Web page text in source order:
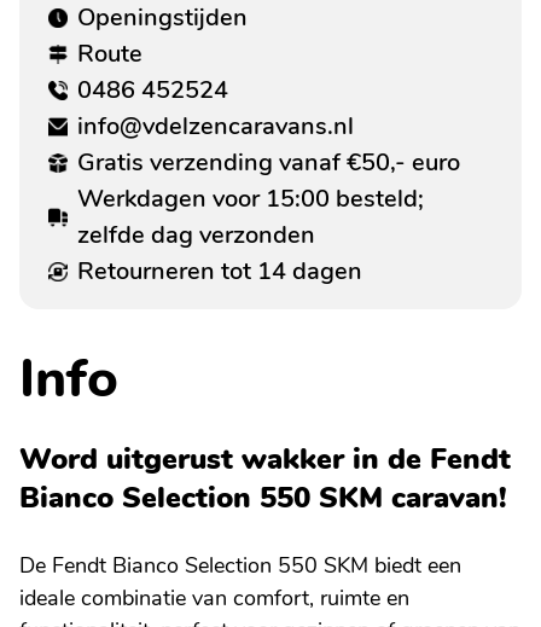
Openingstijden
Route
0486 452524
info@vdelzencaravans.nl
Gratis verzending vanaf €50,- euro
Werkdagen voor 15:00 besteld;
zelfde dag verzonden
Retourneren tot 14 dagen
Info
Word uitgerust wakker in de Fendt
Bianco Selection 550 SKM caravan!
De Fendt Bianco Selection 550 SKM biedt een
ideale combinatie van comfort, ruimte en